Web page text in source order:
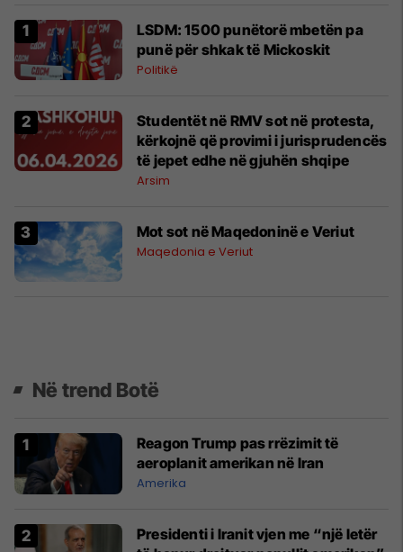
LSDM: 1500 punëtorë mbetën pa
punë për shkak të Mickoskit
Politikë
Studentët në RMV sot në protesta,
kërkojnë që provimi i jurisprudencës
të jepet edhe në gjuhën shqipe
Arsim
Mot sot në Maqedoninë e Veriut
Maqedonia e Veriut
Në trend Botë
Reagon Trump pas rrëzimit të
aeroplanit amerikan në Iran
Amerika
Presidenti i Iranit vjen me “një letër